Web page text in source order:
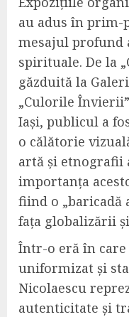
au adus în prim-
mesajul profund
spirituale. De la
găzduită la
„Culorile
Iași, publicul a
o călătorie
artă și etnografii
importanța
fiind o „baricadă
fața globalizării
Într-o eră în
uniformizat și
Nicolaescu
autenticitate și